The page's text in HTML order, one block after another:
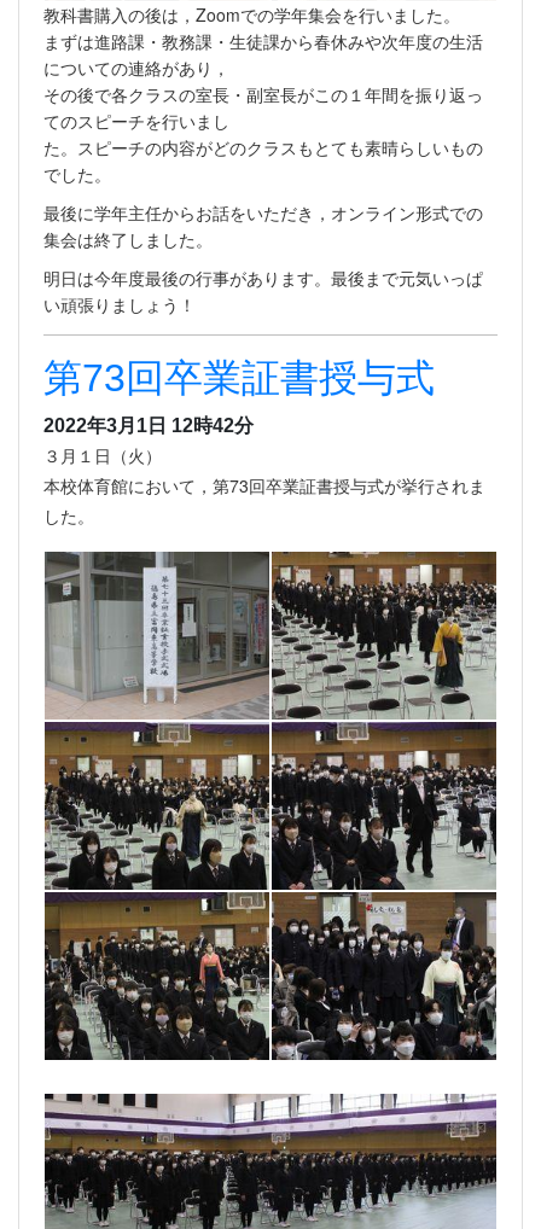
教科書購入の後は，Zoomでの学年集会を行いました。
まずは進路課・教務課・生徒課から春休みや次年度の生活
についての連絡があり，
その後で各クラスの室長・副室長がこの１年間を振り返っ
てのスピーチを行いまし
た。スピーチの内容がどのクラスもとても素晴らしいもの
でした。
最後に学年主任からお話をいただき，オンライン形式での
集会は終了しました。
明日は今年度最後の行事があります。最後まで元気いっぱ
い頑張りましょう！
第73回卒業証書授与式
2022年3月1日 12時42分
３月１日（火）
本校体育館において，第73回卒業証書授与式が挙行されま
した。